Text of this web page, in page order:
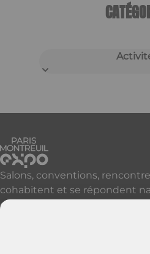
Salons, conventions,
cohabitent et se répondent
qui accueille, réveille et révèle